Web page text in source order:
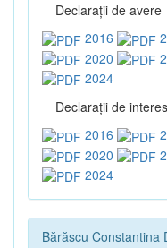
Declaraţii de avere
2016
2020
2024
Declaraţii de
2016
2020
2024
Bărăscu Constantina